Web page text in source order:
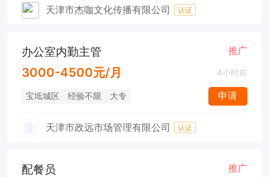
天津市杰咖文化传播有限公司 认证
办公室内勤主管 推广
3000-4500元/月 4小时前
宝坻城区 经验不限 大专 申请
天津市政远市场管理有限公司 认证
配餐员 推广